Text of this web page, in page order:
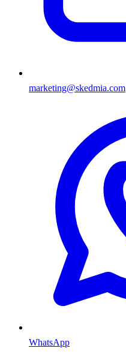
marketing@skedmia.com
WhatsApp